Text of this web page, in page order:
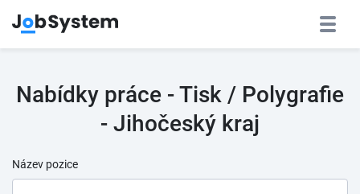
Nabídky práce - Tisk / Polygrafie
- Jihočeský kraj
Název pozice